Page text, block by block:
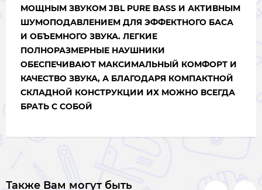
МОЩНЫМ ЗВУКОМ JBL PURE BASS И АКТИВНЫМ
ШУМОПОДАВЛЕНИЕМ ДЛЯ ЭФФЕКТНОГО БАСА
И ОБЪЕМНОГО ЗВУКА. ЛЕГКИЕ
ПОЛНОРАЗМЕРНЫЕ НАУШНИКИ
ОБЕСПЕЧИВАЮТ МАКСИМАЛЬНЫЙ КОМФОРТ И
КАЧЕСТВО ЗВУКА, А БЛАГОДАРЯ КОМПАКТНОЙ
СКЛАДНОЙ КОНСТРУКЦИИ ИХ МОЖНО ВСЕГДА
БРАТЬ С СОБОЙ
Также Вам могут быть